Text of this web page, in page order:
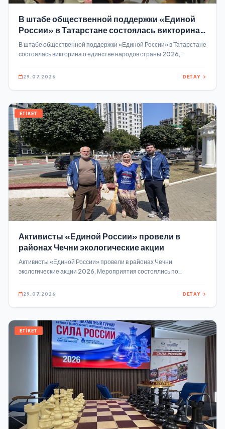
В штабе общественной поддержки «Единой
России» в Татарстане состоялась викторина о
единстве народов страны
В штабе общественной поддержки «Единой России» в Татарстане
состоялась викторина о единстве народов страны 2026,
смены лагеря «Лидеры на каникулах» В Год единства народов
Татарстан продолжает серию просветительских мероприятий
для детей и молодёжи.
29.07.2026 DETAY
ETİKET
Активисты «Единой России» провели в
районах Чечни экологические акции
Активисты «Единой России» провели в районах Чечни
экологические акции 2026, Мероприятия состоялись по
внимание уделили очистке от бытового мусора обочин дорог и
Знаменское.
29.07.2026 DETAY
ETİKET